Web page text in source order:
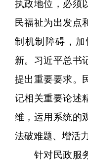
执政地位，必须
民福祉为出发点
制机制障碍，加
新。习近平总书
提出重要要求。
记相关重要论述
维，运用系统的
法破难题、增活
针对民政服务